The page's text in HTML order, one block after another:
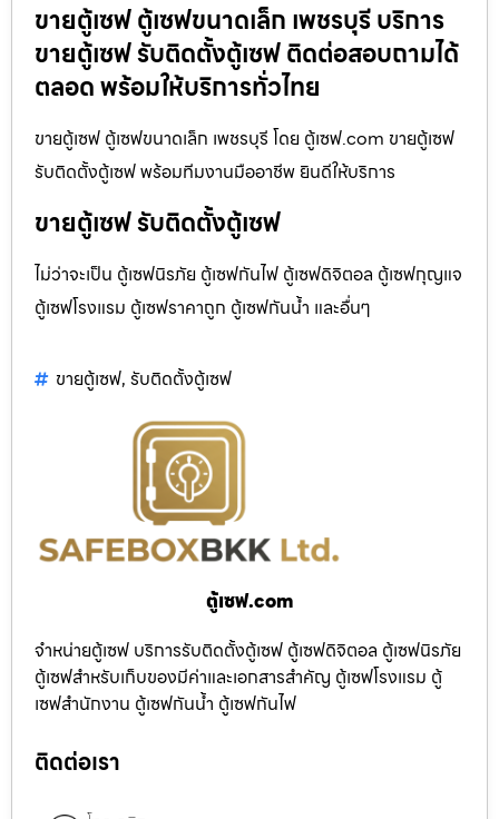
ขายตู้เซฟ ตู้เซฟขนาดเล็ก เพชรบุรี บริการ
ขายตู้เซฟ รับติดตั้งตู้เซฟ ติดต่อสอบถามได้
ตลอด พร้อมให้บริการทั่วไทย
ขายตู้เซฟ ตู้เซฟขนาดเล็ก เพชรบุรี โดย ตู้เซฟ.com ขายตู้เซฟ
รับติดตั้งตู้เซฟ พร้อมทีมงานมืออาชีพ ยินดีให้บริการ
ขายตู้เซฟ รับติดตั้งตู้เซฟ
ไม่ว่าจะเป็น ตู้เซฟนิรภัย ตู้เซฟกันไฟ ตู้เซฟดิจิตอล ตู้เซฟกุญแจ
ตู้เซฟโรงแรม ตู้เซฟราคาถูก ตู้เซฟกันน้ำ และอื่นๆ
ขายตู้เซฟ, รับติดตั้งตู้เซฟ
ตู้เซฟ.com
จำหน่ายตู้เซฟ บริการรับติดตั้งตู้เซฟ ตู้เซฟดิจิตอล ตู้เซฟนิรภัย
ตู้เซฟสำหรับเก็บของมีค่าและเอกสารสำคัญ ตู้เซฟโรงแรม ตู้
เซฟสำนักงาน ตู้เซฟกันน้ำ ตู้เซฟกันไฟ
ติดต่อเรา